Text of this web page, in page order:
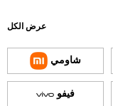
عرض الكل
شاومي
فيفو